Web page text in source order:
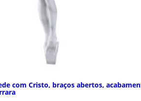
com Cristo, braços abertos,